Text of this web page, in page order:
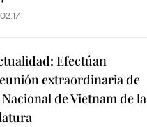
Efectúan
extraordinaria de
de Vietnam de la